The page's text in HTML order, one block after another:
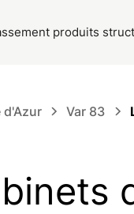
produits
d'Azur Var 83